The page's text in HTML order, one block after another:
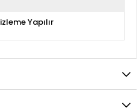
Yapılır